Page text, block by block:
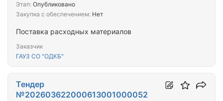
Поставка расходных материалов
Заказчик
ГАУЗ СО "ОДКБ"
Этап: Опубликовано
Закупка с обеспечением: Нет
Тендер
№202603622000613001000052